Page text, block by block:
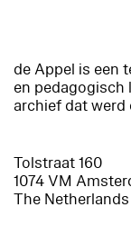
de Appel is een
en pedagogisch
archief dat werd
Tolstraat 160
1074 VM
The Netherlands